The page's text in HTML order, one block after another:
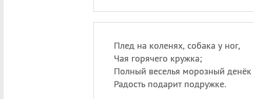
Плед на коленях, собака у ног,
Чая горячего кружка;
Полный веселья морозный денёк
Радость подарит подружке.